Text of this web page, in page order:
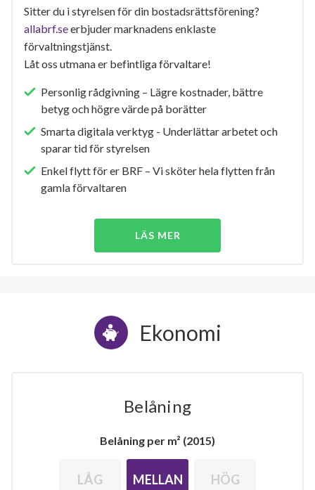
Sitter du i styrelsen för din bostadsrättsförening?
allabrf.seerbjuder marknadens enklaste
förvaltningstjänst.
Låt oss utmana er befintliga förvaltare!
Personlig rådgivning – Lägre kostnader, bättre
betyg och högre värde på borätter
Smarta digitala verktyg - Underlättar arbetet och
sparar tid för styrelsen
Enkel flytt för er BRF – Vi sköter hela flytten från
gamla förvaltaren
LÄS MER
Ekonomi
Belåning
Belåning per m² (2015)
LÅG MELLAN HÖG